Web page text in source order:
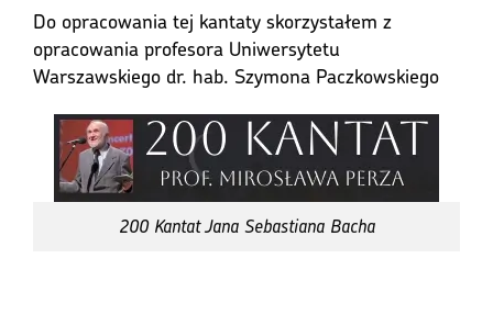
Do opracowania tej kantaty skorzystałem z
opracowania profesora Uniwersytetu
Warszawskiego dr. hab. Szymona Paczkowskiego
200 Kantat Jana Sebastiana Bacha